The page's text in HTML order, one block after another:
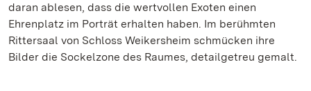
daran ablesen, dass die wertvollen Exoten einen
Ehrenplatz im Porträt erhalten haben. Im berühmten
Rittersaal von Schloss Weikersheim schmücken ihre
Bilder die Sockelzone des Raumes, detailgetreu gemalt.